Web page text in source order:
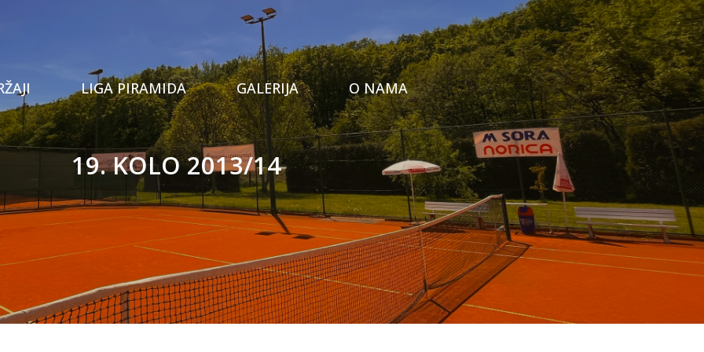
Tenis
Prostor za proslave
Stolni tenis
Privatna teretana
LIGA PIRAMIDA GALERIJA O NAMA
19. KOLO 2013/14